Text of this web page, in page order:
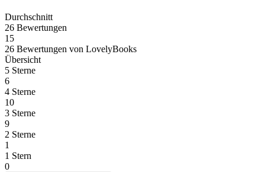
Durchschnitt
26 Bewertungen
15
26 Bewertungen von LovelyBooks
Übersicht
5 Sterne
6
4 Sterne
10
3 Sterne
9
2 Sterne
1
1 Stern
0